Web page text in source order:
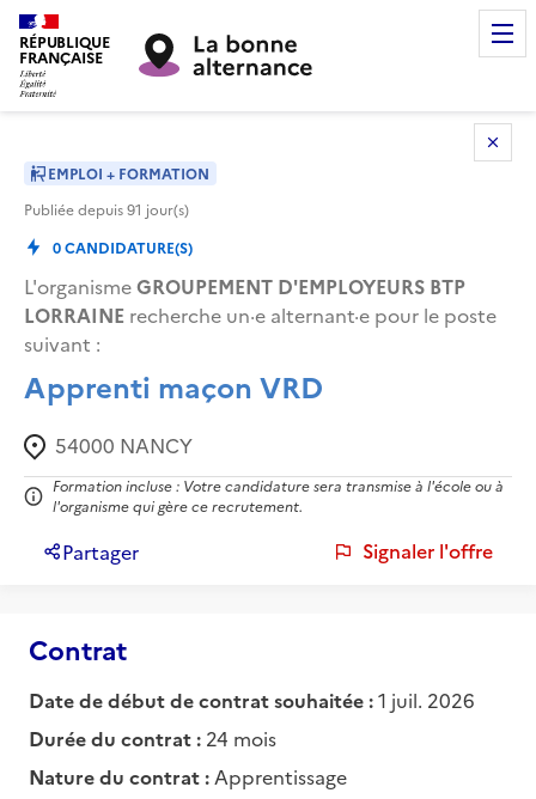
RÉPUBLIQUE
FRANÇAISE
EMPLOI + FORMATION
Publiée depuis91 jour(s)
0CANDIDATURE(S)
L'organismeGROUPEMENT D'EMPLOYEURS BTP
LORRAINE recherche un·e alternant·e pour le poste
suivant :
Apprenti maçon VRD
54000 NANCY
Formation incluse : Votre candidature sera transmise à l'école ou à
l'organisme qui gère ce recrutement.
Partager Signaler l'offre
Contrat
Date de début de contrat souhaitée :1 juil. 2026
Durée du contrat : 24 mois
Nature du contrat : Apprentissage